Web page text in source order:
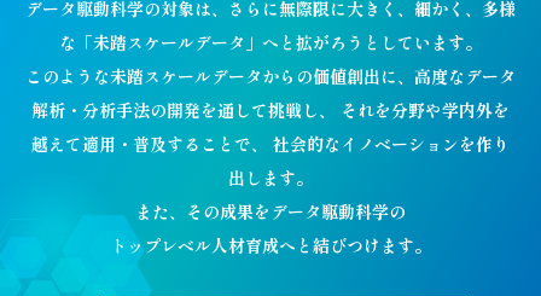
データ駆動科学の対象は、さらに無際限に大きく、細かく、多様
な
「未踏スケールデータ」へと拡がろうとしています。
このような未踏スケールデータからの価値創出に、 高度なデータ
解析・分析手法の開発を通して挑戦し、
それを分野や学内外を
越えて適用・普及することで、
社会的なイノベーションを作り
出します。
また、その成果をデータ駆動科学の
トップレベル人材育成へと結びつけます。